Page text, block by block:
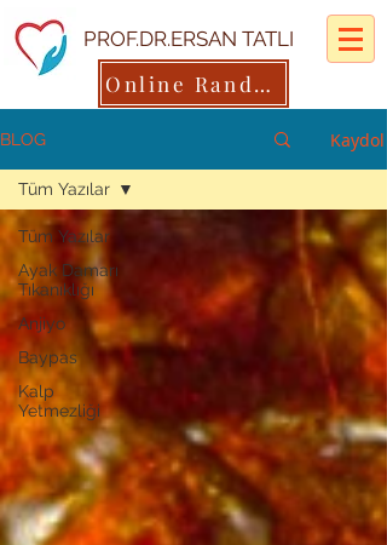
PROF.DR.ERSAN TATLI
Online Randevu
BLOG Kaydol
Tüm Yazılar
Ayak Damarı
Tıkanıklığı
Anjiyo
Baypas
Kalp
Yetmezliği
Tüm Yazılar